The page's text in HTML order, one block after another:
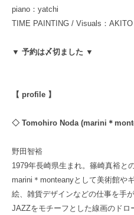
piano：yatchi
TIME PAINTING / Visuals：
▼ 予約は〆切ました ▼
【 profile 】
◇ Tomohiro Noda (marini＊
野田智裕
1979年長崎県生まれ。篠崎真裕と
marini＊monteanyとして美術館や
絵、雑貨デザインなどの仕事を手
JAZZをモチーフとした線画のドロ